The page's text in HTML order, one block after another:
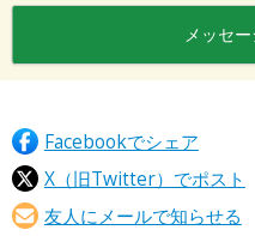
Facebookでシェア
X（旧Twitter）でポスト
友人にメールで知らせる